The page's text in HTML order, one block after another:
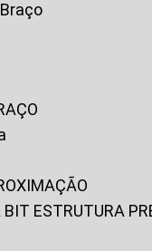
BIT ESTRUTURA